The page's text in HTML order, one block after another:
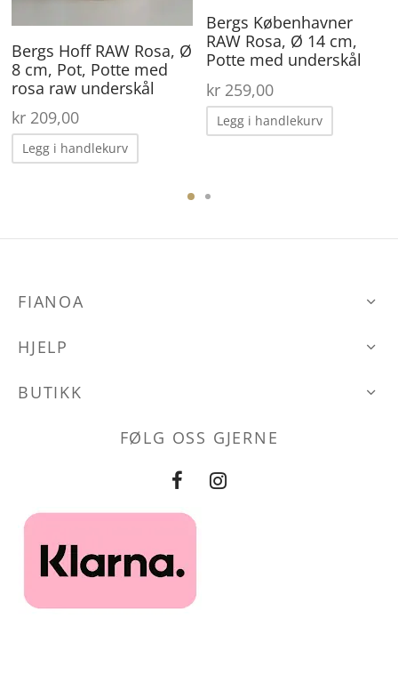
Bergs Hoff RAW Rosa, Ø
8 cm, Pot, Potte med
rosa raw underskål
kr209,00
Legg i handlekurv
Bergs Københavner
RAW Rosa, Ø 14 cm,
Potte med underskål
kr259,00
Legg i handlekurv
FIANOA
HJELP
BUTIKK
FØLG OSS GJERNE